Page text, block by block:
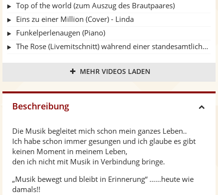
Top of the world (zum Auszug des Brautpaares)
Eins zu einer Million (Cover) - Linda
Funkelperlenaugen (Piano)
The Rose (Livemitschnitt) während einer standesamtlichen Trauung
Umrahmung Goldene Hochzeit
Jesus in your eyes
Wenn du lachst
Ohne dich schlaf ich heut Nacht nicht ein
Make you feel my love
Segen auf deinem neuen Weg
Ich kenne nichts (das so schön ist wie du)
MEHR VIDEOS LADEN
Beschreibung
Die Musik begleitet mich schon mein ganzes Leben..
Ich habe schon immer gesungen und ich glaube es gibt
keinen Moment in meinem Leben,
den ich nicht mit Musik in Verbindung bringe.
„Musik bewegt und bleibt in Erinnerung“ …...heute wie
damals!!